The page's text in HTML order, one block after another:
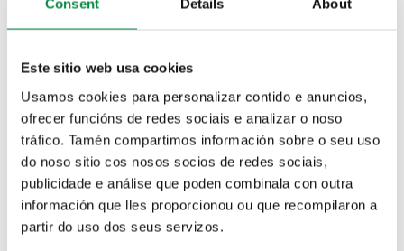
Consent Details About
Este sitio web usa cookies
Usamos cookies para personalizar contido e anuncios,
ofrecer funcións de redes sociais e analizar o noso
tráfico. Tamén compartimos información sobre o seu uso
do noso sitio cos nosos socios de redes sociais,
publicidade e análise que poden combinala con outra
información que lles proporcionou ou que recompilaron a
partir do uso dos seus servizos.
de decembro, ás 18:00 horas, a actuación de Paco
Nogueiras que presentará o seu novo espectáculo
“Extra”.
O concerto está dirixido a público familiar.
O evento enmárcase dentro do Programa Ameson que
organiza a Concellaría de Promoción Económica coa